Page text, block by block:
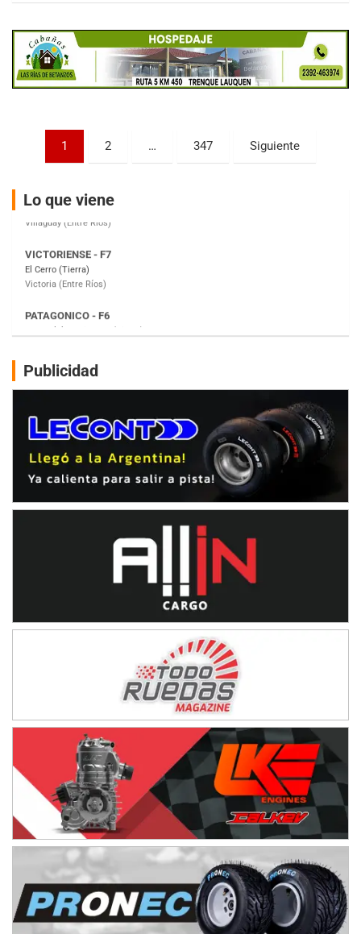
Paginación
entradas
1 2 … 347 Siguiente
Lo que viene
KDO - F6
Ciudad de Trenque Lauquen (Asfalto)
Trenque Lauquen (Buenos Aires)
Parque de la Velocidad (Asfalto)
Villaguay (Entre Ríos)
El Cerro (Tierra)
Victoria (Entre Ríos)
Moto Club Reginense (Tierra)
Gral. E. Godoy (Río Negro)
Juventud Unida (Tierra)
NORESTE SANTAFESINO - F6
Ciudad de Avellaneda (Asfalto)
Avellaneda (Santa Fe)
SUR SANTAFESINO - F4
José Samuel Sánchez (Tierra)
Rufino (Santa Fe)
TUCUMANO - F5
Juan Navarro (Asfalto)
COBERTURA ESPECIAL DE E-KART.COM.AR
Baradero (Buenos Aires)
Ciudad de Trenque Lauquen (Asfalto)
Trenque Lauquen (Buenos Aires)
ENTRERRIANO - F6 (POSTERGADA)
Parque de la Velocidad (Asfalto)
Villaguay (Entre Ríos)
VICTORIENSE - F7
El Cerro (Tierra)
Victoria (Entre Ríos)
PATAGONICO - F6
Moto Club Reginense (Tierra)
Gral. E. Godoy (Río Negro)
CSK - F7
Juventud Unida (Tierra)
Humboldt (Santa Fe)
Publicidad